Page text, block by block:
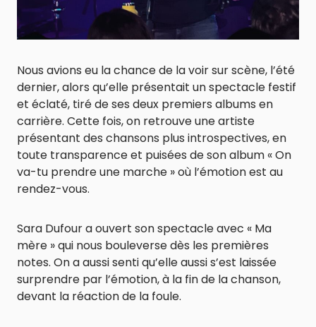
Nous avions eu la chance de la voir sur scène, l’été
dernier, alors qu’elle présentait un spectacle festif
et éclaté, tiré de ses deux premiers albums en
carrière. Cette fois, on retrouve une artiste
présentant des chansons plus introspectives, en
toute transparence et puisées de son album « On
va-tu prendre une marche » où l’émotion est au
rendez-vous.
Sara Dufour a ouvert son spectacle avec « Ma
mère » qui nous bouleverse dès les premières
notes. On a aussi senti qu’elle aussi s’est laissée
surprendre par l’émotion, à la fin de la chanson,
devant la réaction de la foule.